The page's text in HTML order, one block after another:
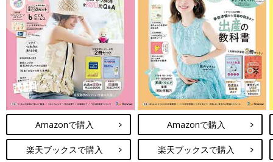
Amazonで購入
楽天ブックスで購入
Amazonで購入
楽天ブックスで購入